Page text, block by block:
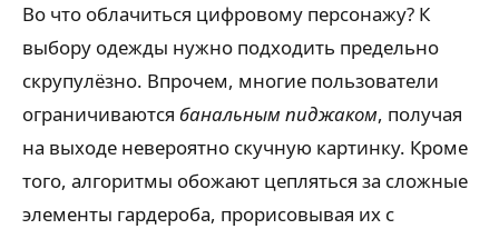
Во что облачиться цифровому персонажу? К
выбору одежды нужно подходить предельно
скрупулёзно. Впрочем, многие пользователи
ограничиваются банальным пиджаком, получая
на выходе невероятно скучную картинку. Кроме
того, алгоритмы обожают цепляться за сложные
элементы гардероба, прорисовывая их с